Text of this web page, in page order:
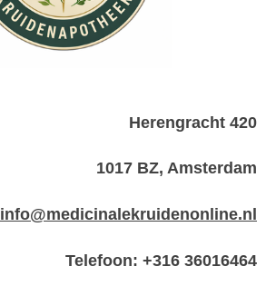
Herengracht 420
1017 BZ, Amsterdam
info@medicinalekruidenonline.nl
Telefoon: +316 36016464